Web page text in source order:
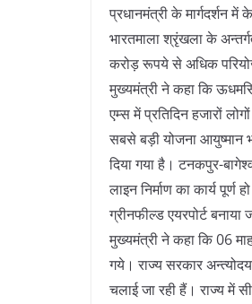
प्रधानमंत्री के मार्गदर्शन
भारतमाला श्रृंखला के
करोड़ रूपये से अधिक
मुख्यमंत्री ने कहा कि
एम्स में प्रतिदिन हजारों
सबसे बड़ी योजना आयुष्मान
दिया गया है। टनकपुर-
लाइन निर्माण का कार्य पूर्ण
ग्रीनफील्ड एयरपोर्ट
मुख्यमंत्री ने कहा कि 06
गये। राज्य सरकार
चलाई जा रही हैं। राज्य में